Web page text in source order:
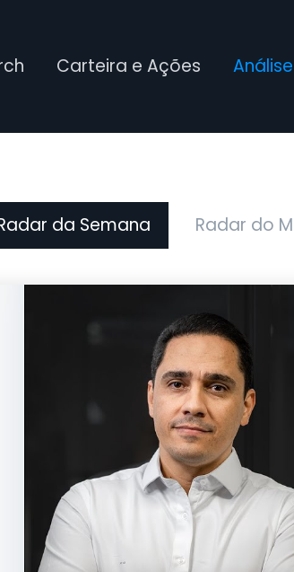
Carteira e Ações
da Semana Radar do